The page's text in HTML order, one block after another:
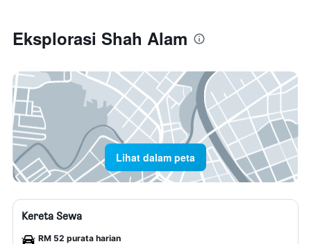
Eksplorasi Shah Alam
Lihat dalam peta
Kereta Sewa
RM 52 purata harian